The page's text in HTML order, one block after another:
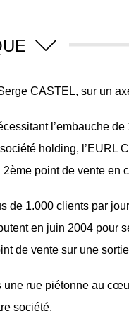
CASTEL, sur un
l’embauche de
holding, l’EURL
point de vente en
de 1.000 clients par
en juin 2004 pour
de vente sur une
rue piétonne au
société.